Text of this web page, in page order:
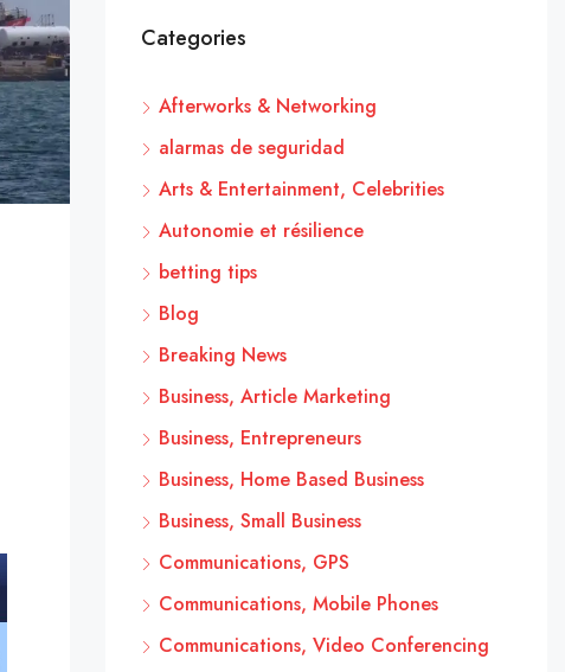
Categories
Afterworks & Networking
alarmas de seguridad
Arts & Entertainment, Celebrities
Autonomie et résilience
betting tips
Blog
Breaking News
Business, Article Marketing
Business, Entrepreneurs
Business, Home Based Business
Business, Small Business
Communications, GPS
Communications, Mobile Phones
Communications, Video Conferencing